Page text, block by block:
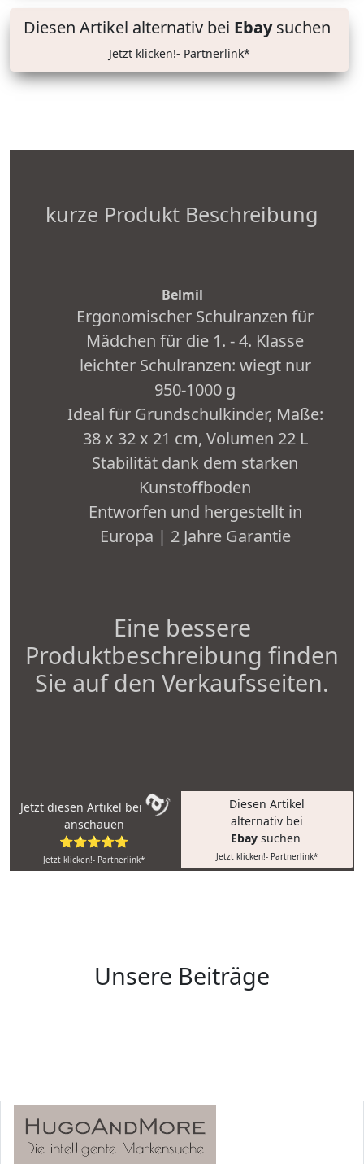
Diesen Artikel alternativ bei Ebaysuchen
Jetzt klicken!- Partnerlink*
kurze Produkt Beschreibung
Belmil
Ergonomischer Schulranzen für
Mädchen für die 1. - 4. Klasse
leichter Schulranzen: wiegt nur
950-1000 g
Ideal für Grundschulkinder, Maße:
38 x 32 x 21 cm, Volumen 22 L
Stabilität dank dem starken
Kunstoffboden
Entworfen und hergestellt in
Europa | 2 Jahre Garantie
Eine bessere
Produktbeschreibung finden
Sie auf den Verkaufsseiten.
Jetzt diesen Artikel bei
anschauen
⭐⭐⭐⭐⭐
Jetzt klicken!- Partnerlink*
Diesen Artikel
alternativ bei
Ebay suchen
Jetzt klicken!- Partnerlink*
Unsere Beiträge